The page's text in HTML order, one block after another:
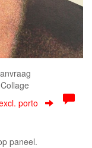
porto
paneel.